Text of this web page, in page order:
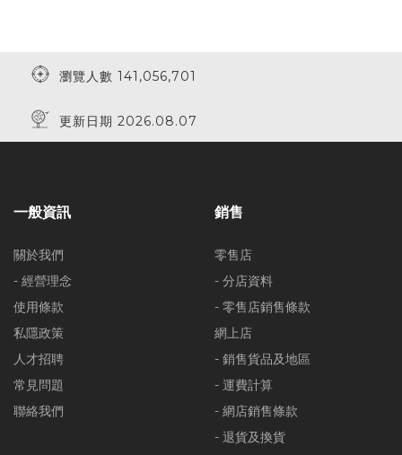
瀏覽人數 141,056,701
更新日期 2026.08.07
一般資訊
關於我們
- 經營理念
使用條款
私隱政策
人才招聘
常見問題
聯絡我們
銷售
零售店
- 分店資料
- 零售店銷售條款
網上店
- 銷售貨品及地區
- 運費計算
- 網店銷售條款
- 退貨及換貨